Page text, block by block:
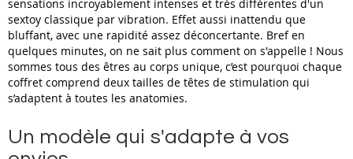
sensations incroyablement intenses et très différentes d'un
sextoy classique par vibration. Effet aussi inattendu que
bluffant, avec une rapidité assez déconcertante. Bref en
quelques minutes, on ne sait plus comment on s'appelle ! Nous
sommes tous des êtres au corps unique, c’est pourquoi chaque
coffret comprend deux tailles de têtes de stimulation qui
s’adaptent à toutes les anatomies.
Un modèle qui s'adapte à vos